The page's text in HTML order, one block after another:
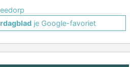
je Google-favoriet